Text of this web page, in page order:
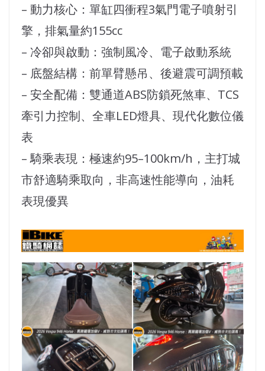
– 動力核心：單缸四衝程3氣門電子噴射引
擎，排氣量約155cc
– 冷卻與啟動：強制風冷、電子啟動系統
– 底盤結構：前單臂懸吊、後避震可調預載
– 安全配備：雙通道ABS防鎖死煞車、TCS
牽引力控制、全車LED燈具、現代化數位儀
表
– 騎乘表現：極速約95–100km/h，主打城
市舒適騎乘取向，非高速性能導向，油耗
表現優異